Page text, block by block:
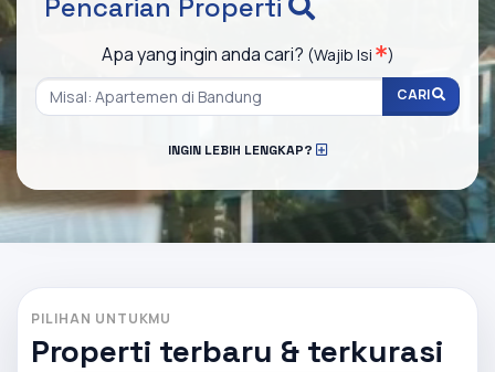
Pencarian Properti
Apa yang ingin anda cari? (Wajib Isi )
CARI
INGIN LEBIH LENGKAP?
PILIHAN UNTUKMU
Properti terbaru & terkurasi